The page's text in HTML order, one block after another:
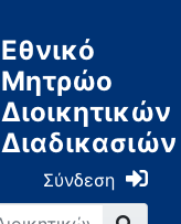
Εθνικό
Μητρώο
Διοικητικών
Διαδικασιών
Σύνδεση